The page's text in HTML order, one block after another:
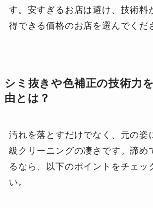
す。安すぎるお店は避け、技術料
得できる価格のお店を選んでくだ
シミ抜きや色補正の技術力
由とは？
汚れを落とすだけでなく、元の姿
級クリーニングの凄さです。諦め
るなら、以下のポイントをチェッ
い。